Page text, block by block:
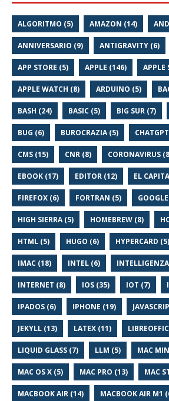
ALGORITMO (5) AMAZON (14)
ANNIVERSARIO (9) ANTIGRAVITY (6)
APP STORE (5) APPLE (146) APPLE
APPLE WATCH (8) ARDUINO (5)
BASH (24) BASIC (5) BIG SUR (7)
BUG (6) BUROCRAZIA (5)
CMS (15) CNR (8) CORONAVIRUS
EBOOK (17) EDITOR (12) EL
FIREFOX (6) FORTRAN (5)
HIGH SIERRA (5) HOMEBREW (8)
HTML (5) HUGO (6) HYPERCARD (5)
IMAC (18) INTEL (6)
INTERNET (8) IOS (35) IOT (7)
IPADOS (6) IPHONE (19)
JEKYLL (13) LATEX (11)
LIQUID GLASS (7) LLM (5) MAC
MAC OS X (5) MAC PRO (13) MAC
MACBOOK AIR (14) MACBOOK AIR M1